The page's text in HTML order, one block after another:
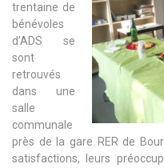
trentaine de
bénévoles
d’ADS se
sont
retrouvés
dans une
salle
communale
près de la gare RER de
satisfactions, leurs